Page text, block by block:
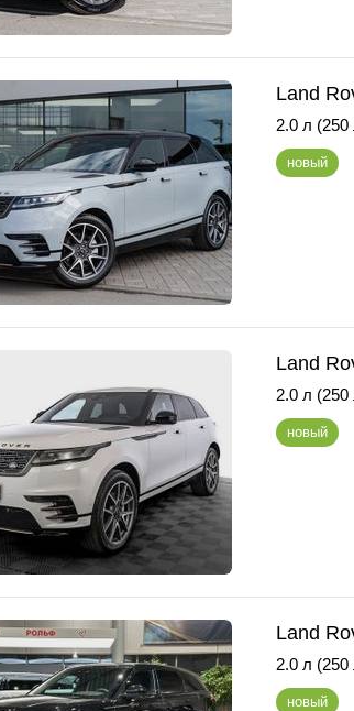
Land
2.0 л (250
новый
Land
2.0 л (250
новый
Land
2.0 л (250
новый